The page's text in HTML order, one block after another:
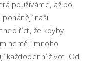
používáme, až po
naši
říct, že kdyby
neměli mnoho
každodenní život. Od